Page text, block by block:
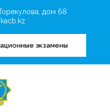
дом 68
экзамены